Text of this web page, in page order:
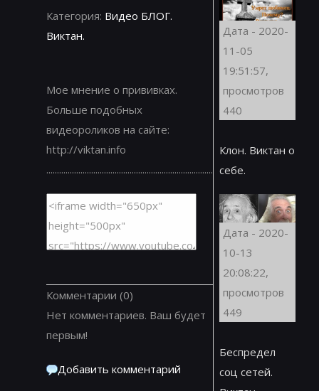
Категория: Видео БЛОГ.
Виктан.
Мое мнение о прививках.
Больше подобных
видеороликов на сайте:
http://viktan.info
..............................................................................
Комментарии (0)
Нет комментариев. Ваш будет
первым!
Добавить комментарий
Дата - 2020-
11-05
19:51:57,
просмотров
440
Клон. Виктан о
себе.
Дата - 2020-
10-13
20:08:22,
просмотров
449
Беспредел
соц сетей.